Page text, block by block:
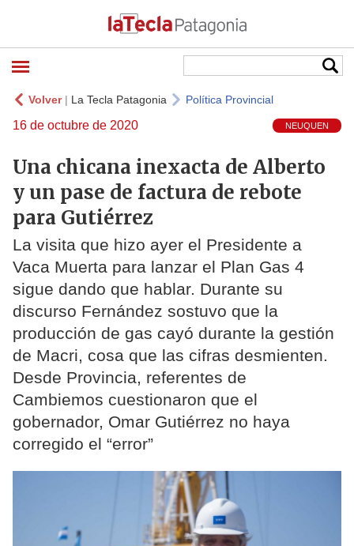
Volver| La Tecla Patagonia Política Provincial
16 de octubre de 2020 NEUQUEN
Una chicana inexacta de Alberto
y un pase de factura de rebote
para Gutiérrez
La visita que hizo ayer el Presidente a
Vaca Muerta para lanzar el Plan Gas 4
sigue dando que hablar. Durante su
discurso Fernández sostuvo que la
producción de gas cayó durante la gestión
de Macri, cosa que las cifras desmienten.
Desde Provincia, referentes de
Cambiemos cuestionaron que el
gobernador, Omar Gutiérrez no haya
corregido el “error”